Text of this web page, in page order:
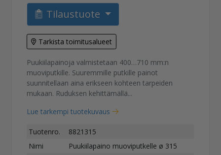
Tilaustuote
Tarkista toimitusalueet
Puukiilapainoja valmistetaan 400…710 mm:n
muoviputkille. Suuremmille putkille painot
suunnitellaan aina erikseen kohteen tarpeiden
mukaan. Ruduksen kehittämällä...
Lue tarkempi tuotekuvaus
Tuotenro.
8821315
Nimi
Puukiilapaino muoviputkelle ø 315